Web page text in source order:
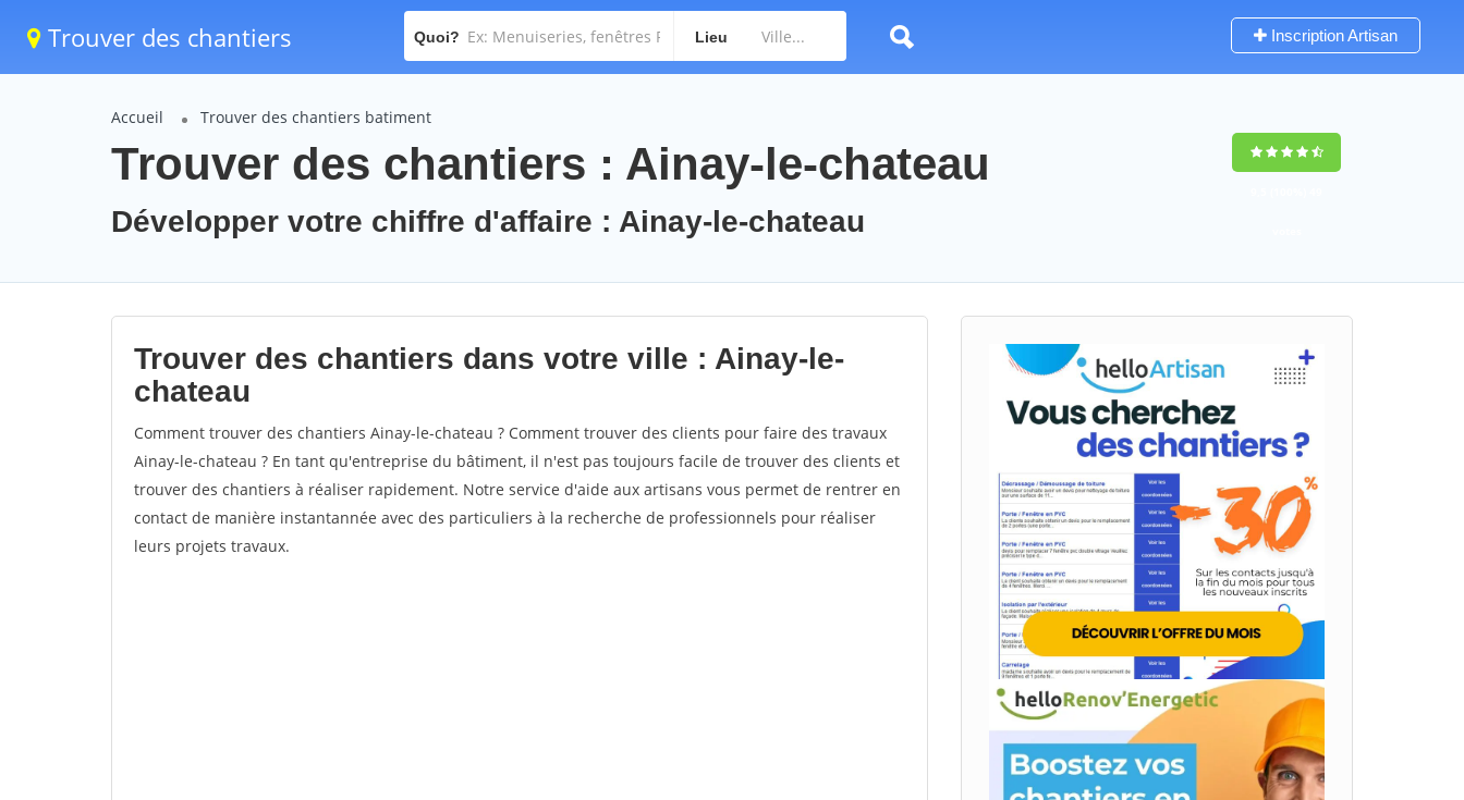
Trouver des chantiers Quoi? Lieu Inscription Artisan
Accueil Trouver des chantiers batiment
Trouver des chantiers : Ainay-le-chateau
Développer votre chiffre d'affaire : Ainay-le-chateau
Trouver des chantiers dans votre ville : Ainay-le-
chateau
Comment trouver des chantiers Ainay-le-chateau ? Comment trouver des clients pour faire des travaux
Ainay-le-chateau ? En tant qu'entreprise du bâtiment, il n'est pas toujours facile de trouver des clients et
trouver des chantiers à réaliser rapidement. Notre service d'aide aux artisans vous permet de rentrer en
contact de manière instantannée avec des particuliers à la recherche de professionnels pour réaliser
leurs projets travaux.